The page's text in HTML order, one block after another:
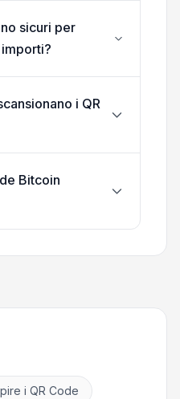
sicuri per
i QR
Bitcoin
i QR Code